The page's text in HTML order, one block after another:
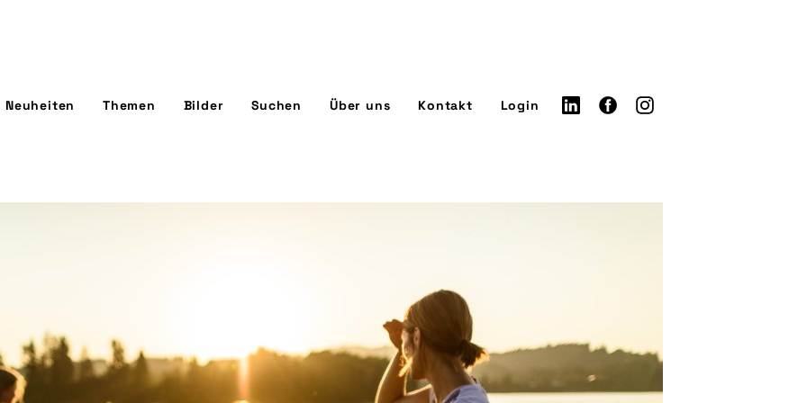
Neuheiten Themen Bilder Suchen Über uns Kontakt Login